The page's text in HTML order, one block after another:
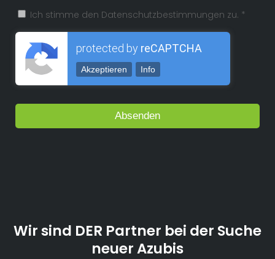
Ich stimme den Datenschutzbestimmungen zu. *
protected by reCAPTCHA
Akzeptieren Info
Wir sind DER Partner bei der Suche
neuer Azubis